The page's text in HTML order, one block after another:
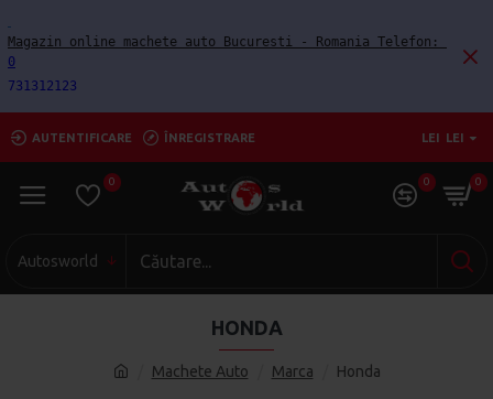
0
731312123
AUTENTIFICARE ÎNREGISTRARE LEI LEI
0 0 0
Autosworld
Machete Auto Marca Honda
HONDA